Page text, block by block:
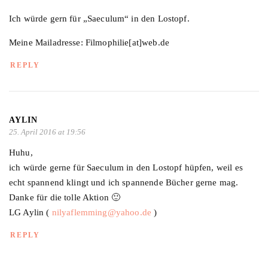
Ich würde gern für „Saeculum“ in den Lostopf.
Meine Mailadresse: Filmophilie[at]web.de
REPLY
AYLIN
25. April 2016 at 19:56
Huhu,
ich würde gerne für Saeculum in den Lostopf hüpfen, weil es
echt spannend klingt und ich spannende Bücher gerne mag.
Danke für die tolle Aktion 🙂
LG Aylin ( nilyaflemming@yahoo.de )
REPLY